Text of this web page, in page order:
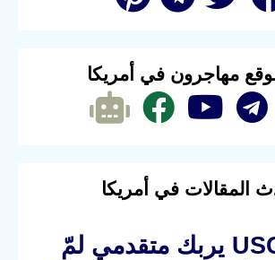
مهاجرون في أمريكا
المقالات في أمريكا
خلل USCIS يربك متقدمي لمّ